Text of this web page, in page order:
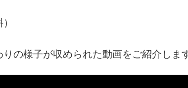
りの様子が収められた動画をご紹介しま